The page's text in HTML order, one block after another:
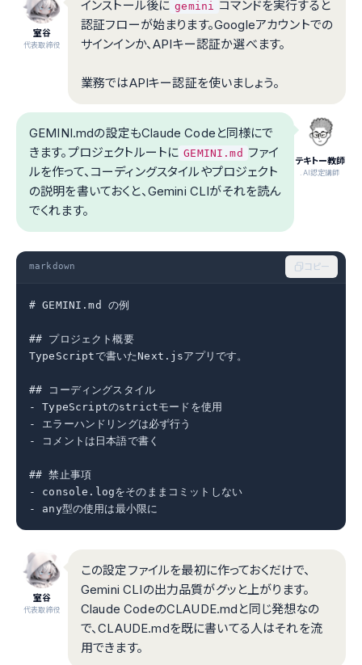
室谷
代表取締役
インストール後に gemini
コマンドを実行すると
認証フローが始まります。Googleアカウントでの
サインインか、APIキー認証か選べます。
業務ではAPIキー認証を使いましょう。
テキトー教師
.AI認定講師
GEMINI.mdの設定もClaude Codeと同様にで
きます。プロジェクトルートに GEMINI.md ファイ
ルを作って、コーディングスタイルやプロジェクト
の説明を書いておくと、Gemini CLIがそれを読ん
でくれます。
markdown コピー
# GEMINI.md の例
## プロジェクト概要
TypeScriptで書いたNext.jsアプリです。
## コーディングスタイル
- TypeScriptのstrictモードを使用
- エラーハンドリングは必ず行う
- コメントは日本語で書く
## 禁止事項
- console.logをそのままコミットしない
- any型の使用は最小限に
室谷
代表取締役
この設定ファイルを最初に作っておくだけで、
Gemini CLIの出力品質がグッと上がります。
Claude CodeのCLAUDE.mdと同じ発想なの
で、CLAUDE.mdを既に書いてる人はそれを流
用できます。